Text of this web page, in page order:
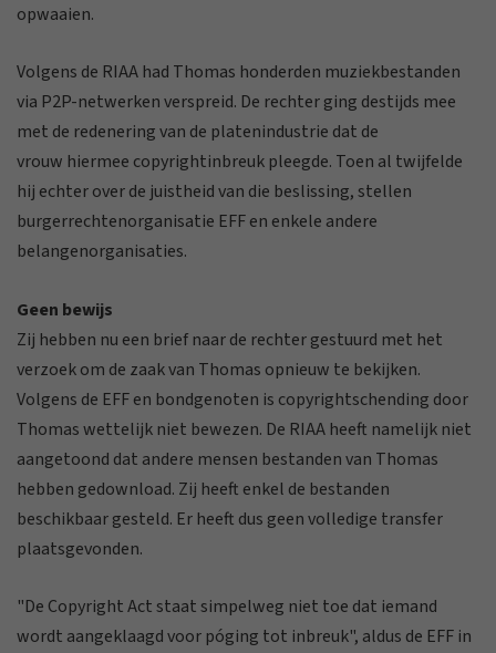
opwaaien.
Volgens de RIAA had Thomas honderden muziekbestanden
via P2P-netwerken verspreid. De rechter ging destijds mee
met de redenering van de platenindustrie dat de
vrouw hiermee copyrightinbreuk pleegde. Toen al twijfelde
hij echter over de juistheid van die beslissing, stellen
burgerrechtenorganisatie EFF en enkele andere
belangenorganisaties.
Geen bewijs
Zij hebben nu een brief naar de rechter gestuurd met het
verzoek om de zaak van Thomas opnieuw te bekijken.
Volgens de EFF en bondgenoten is copyrightschending door
Thomas wettelijk niet bewezen. De RIAA heeft namelijk niet
aangetoond dat andere mensen bestanden van Thomas
hebben gedownload. Zij heeft enkel de bestanden
beschikbaar gesteld. Er heeft dus geen volledige transfer
plaatsgevonden.
"De Copyright Act staat simpelweg niet toe dat iemand
wordt aangeklaagd voor póging tot inbreuk", aldus de EFF in